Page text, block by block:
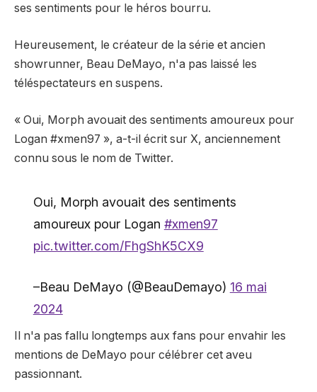
ses sentiments pour le héros bourru.
Heureusement, le créateur de la série et ancien
showrunner, Beau DeMayo, n'a pas laissé les
téléspectateurs en suspens.
« Oui, Morph avouait des sentiments amoureux pour
Logan #xmen97 », a-t-il écrit sur X, anciennement
connu sous le nom de Twitter.
Oui, Morph avouait des sentiments
amoureux pour Logan #xmen97
pic.twitter.com/FhgShK5CX9
–Beau DeMayo (@BeauDemayo) 16 mai
2024
Il n'a pas fallu longtemps aux fans pour envahir les
mentions de DeMayo pour célébrer cet aveu
passionnant.